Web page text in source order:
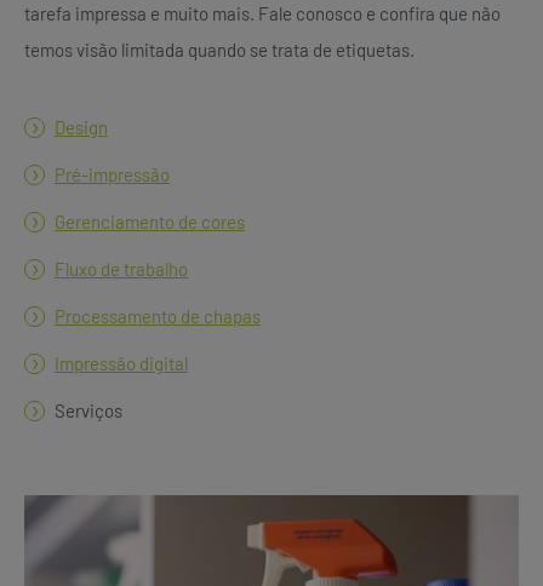
tarefa impressa e muito mais. Fale conosco e confira que não
temos visão limitada quando se trata de etiquetas.
Design
Pré-impressão
Gerenciamento de cores
Fluxo de trabalho
Processamento de chapas
Impressão digital
Serviços